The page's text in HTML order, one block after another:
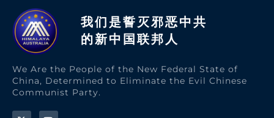
我们是誓灭邪恶中共
的新中国联邦人​
We Are the People of the New Federal State of
China, Determined to Eliminate the Evil Chinese
Communist Party.